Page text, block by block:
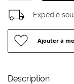
Expédié
Ajouter à
Description